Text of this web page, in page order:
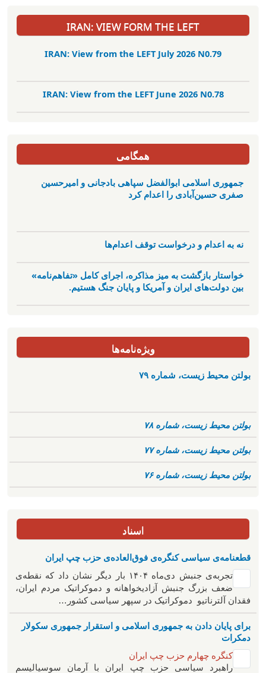
IRAN: VIEW FORM THE LEFT
IRAN: View from the LEFT July 2026 N0.79
IRAN: View from the LEFT June 2026 N0.78
همگامی
جمهوری اسلامی ابوالفضل سپاهی بادجانی و امیرحسین
صفری حسین‌آبادی را اعدام کرد
نه به اعدام و درخواست توقف اعدام‌ها
خواستار بازگشت به میز مذاکره، اجرای کامل «تفاهم‌نامه»
بین دولت‌های ایران و آمریکا و پایان جنگ هستیم.
ویژه‌نامه‌ها
بولتن محیط زیست، شماره ۷۹
بولتن محیط زیست، شماره ۷۸
بولتن محیط زیست، شماره ۷۷
بولتن محیط زیست، شماره ۷۶
اسناد
قطعنامه‌ی سیاسی کنگره‌ی فوق‌العاده‌ی حزب چپ ایران
تجربه‌ی جنبش دی‌ماه ۱۴۰۴ بار دیگر نشان داد که نقطه‌ی
ضعف بزرگ جنبش آزادیخواهانه و دموکراتیک مردم ایران،
فقدان آلترناتیو دموکراتیک در سپهر سیاسی کشور…
برای پایان دادن به جمهوری اسلامی و استقرار جمهوری سکولار
دمکرات
کنگره چهارم حزب چپ ایران
راهبرد سياسی حزب چپ ایران با آرمان سوسیالیسم